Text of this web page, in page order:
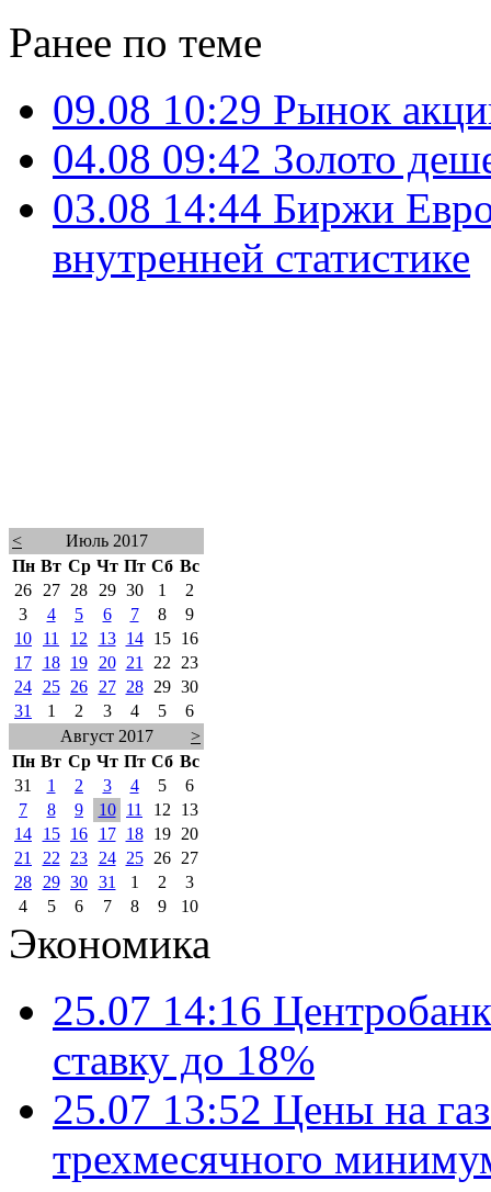
Ранее по теме
09.08 10:29 Рынок
04.08 09:42 Золото
03.08 14:44 Биржи
внутренней статистике
<
Июль 2017
Пн Вт Ср Чт Пт Сб Вс
26
27 28 29 30 1
2
3
4 5 6 7 8
9
10
11 12 13 14 15
16
17
18 19 20 21 22
23
24
25 26 27 28 29 30
31
1 2 3 4 5
6
Август 2017
>
Пн Вт Ср Чт Пт Сб Вс
31
1 2 3 4 5
6
7
8 9 10 11 12
13
14
15 16 17 18 19
20
21
22 23 24 25 26
27
28
29 30 31 1 2
3
4
5 6 7 8 9 10
Экономика
25.07 14:16
ставку до 18%
25.07 13:52 Цены на
трехмесячного